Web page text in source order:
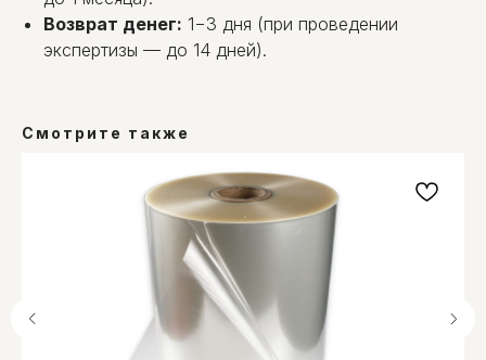
Возврат денег: 1−3 дня (при проведении
экспертизы — до 14 дней).
Смотрите также